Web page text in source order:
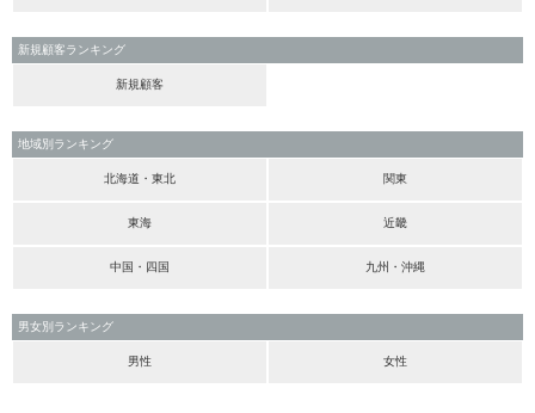
新規顧客ランキング
新規顧客
地域別ランキング
北海道・東北 関東
東海 近畿
中国・四国 九州・沖縄
男女別ランキング
男性 女性